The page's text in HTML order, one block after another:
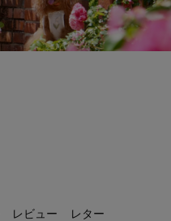
レビュー レター